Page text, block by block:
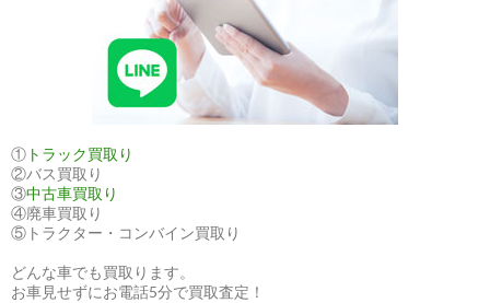
し
た！
～
ア
物
を
① トラック買取り
②バス買取り
③中古車買取り
④廃車買取り
⑤トラクター・コンバイン買取り
どんな車でも買取ります。
お車見せずにお電話5分で買取査定！